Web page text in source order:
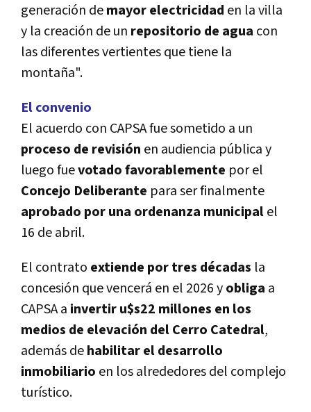
generación demayor electricidad en la villa
y la creación de un repositorio de agua con
las diferentes vertientes que tiene la
montaña".
El convenio
El acuerdo con CAPSA fue sometido a un
proceso de revisión en audiencia pública y
luego fuevotado favorablemente por el
Concejo Deliberante para ser finalmente
aprobado por una ordenanza municipalel
16 de abril.
El contrato extiende por tres décadas la
concesión que vencerá en el 2026 yobliga a
CAPSA a invertir u$s22 millones en los
medios de elevación del Cerro Catedral,
además dehabilitar el desarrollo
inmobiliario en los alrededores del complejo
turí­stico.